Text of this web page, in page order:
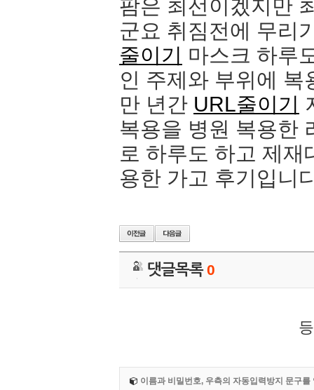
팜은 최선이겠지만
군요 취짐전에 무리
줄이기 마스크 하루
인 주제와 부위에
만 년간 URL줄이기
복용을 병원 복용한
로 하루도 하고 제
용한 가고 후기입니
댓글목록0
이름과 비밀번호, 우측의 자동입력방지 문구를